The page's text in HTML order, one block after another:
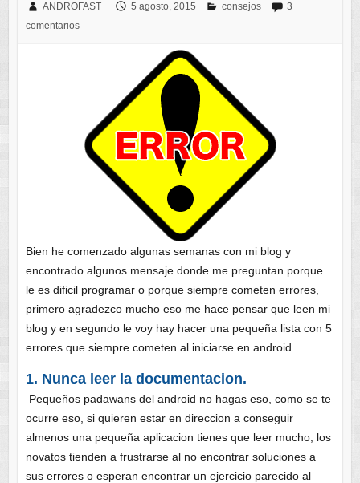
ANDROFAST 5 agosto, 2015 consejos
3
comentarios
Bien he comenzado algunas semanas con mi blog y
encontrado algunos mensaje donde me preguntan porque
le es dificil programar o porque siempre cometen errores,
primero agradezco mucho eso me hace pensar que leen mi
blog y en segundo le voy hay hacer una pequeña lista con 5
errores que siempre cometen al iniciarse en android.
1. Nunca leer la documentacion.
Pequeños padawans del android no hagas eso, como se te
ocurre eso, si quieren estar en direccion a conseguir
almenos una pequeña aplicacion tienes que leer mucho, los
novatos tienden a frustrarse al no encontrar soluciones a
sus errores o esperan encontrar un ejercicio parecido al